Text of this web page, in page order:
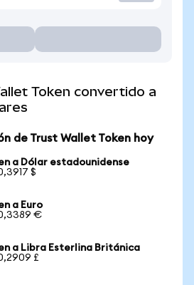
Token convertido a
de Trust Wallet Token hoy
a Dólar estadounidense
$
a Euro
€
a Libra Esterlina Británica
£